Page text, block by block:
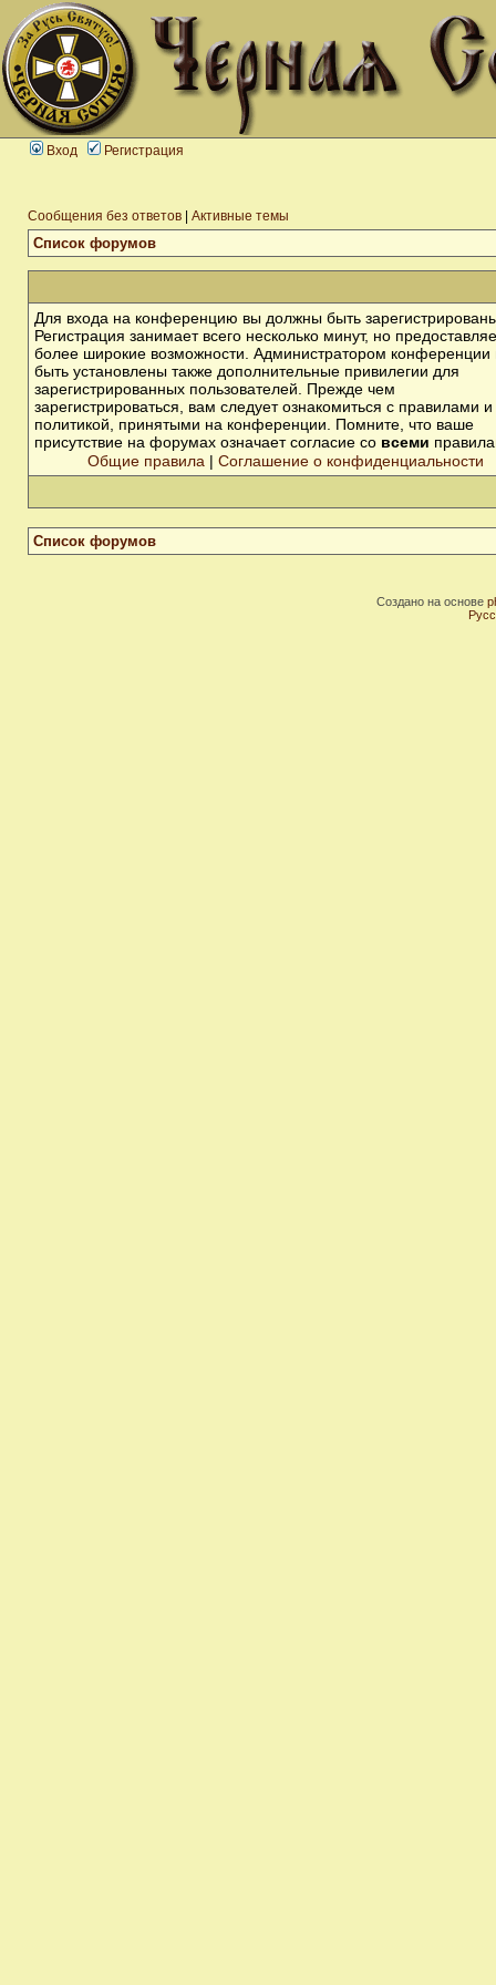
Вход Регистрация
Сообщения без ответов Активные темы
Список форумов
Для входа на конференцию вы должны быть
Регистрация занимает всего несколько минут, но
более широкие возможности. Администратором конференции
быть установлены также дополнительные привилегии для
зарегистрированных пользователей. Прежде чем
зарегистрироваться, вам следует ознакомиться с правилами и
политикой, принятыми на конференции. Помните, что ваше
присутствие на форумах означает согласие со всеми
Общие правила | Соглашение о конфиденциальности
Список форумов
Создано на основе